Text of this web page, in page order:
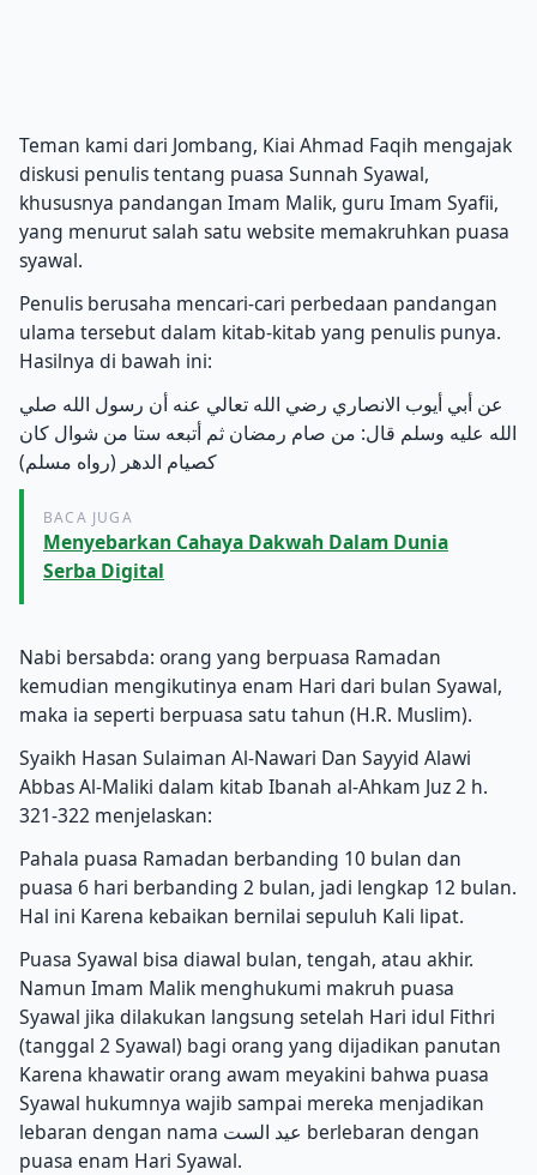
Teman kami dari Jombang, Kiai Ahmad Faqih mengajak
diskusi penulis tentang puasa Sunnah Syawal,
khususnya pandangan Imam Malik, guru Imam Syafii,
yang menurut salah satu website memakruhkan puasa
syawal.
Penulis berusaha mencari-cari perbedaan pandangan
ulama tersebut dalam kitab-kitab yang penulis punya.
Hasilnya di bawah ini:
عن أبي أيوب الانصاري رضي الله تعالي عنه أن رسول الله صلي
الله عليه وسلم قال: من صام رمضان ثم أتبعه ستا من شوال كان
كصيام الدهر (رواه مسلم)
BACA JUGA
Menyebarkan Cahaya Dakwah Dalam Dunia
Serba Digital
Nabi bersabda: orang yang berpuasa Ramadan
kemudian mengikutinya enam Hari dari bulan Syawal,
maka ia seperti berpuasa satu tahun (H.R. Muslim).
Syaikh Hasan Sulaiman Al-Nawari Dan Sayyid Alawi
Abbas Al-Maliki dalam kitab Ibanah al-Ahkam Juz 2 h.
321-322 menjelaskan:
Pahala puasa Ramadan berbanding 10 bulan dan
puasa 6 hari berbanding 2 bulan, jadi lengkap 12 bulan.
Hal ini Karena kebaikan bernilai sepuluh Kali lipat.
Puasa Syawal bisa diawal bulan, tengah, atau akhir.
Namun Imam Malik menghukumi makruh puasa
Syawal jika dilakukan langsung setelah Hari idul Fithri
(tanggal 2 Syawal) bagi orang yang dijadikan panutan
Karena khawatir orang awam meyakini bahwa puasa
Syawal hukumnya wajib sampai mereka menjadikan
lebaran dengan nama عيد الست berlebaran dengan
puasa enam Hari Syawal.